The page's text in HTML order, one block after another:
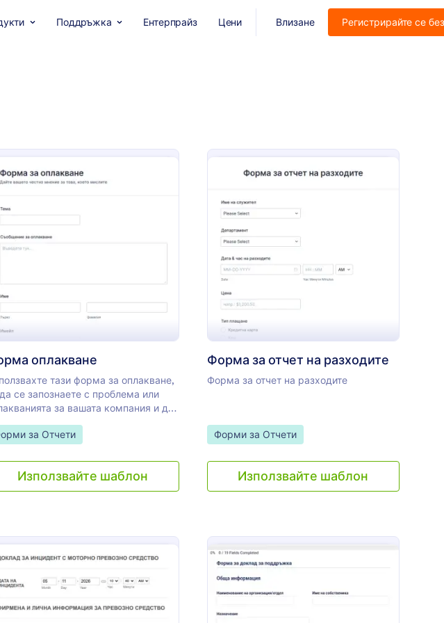
Поддръжка Ентерпрайз Цени Влизане Регистрирайте се
оплакване
тази форма за оплакване,
се запознаете с проблема или
за вашата компания и да
лесно в отношенията с
to Category:
за Отчети
Използвайте шаблон
Форма за отчет на разходите
Форма за отчет на разходите
Go to Category:
Форми за Отчети
Използвайте шаблон